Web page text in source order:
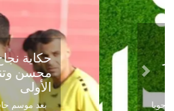
حكاية نجاح تبدأ من
محسن وتنتهي في
الأولى
بعد موسم حافل بالإثارة
Previous